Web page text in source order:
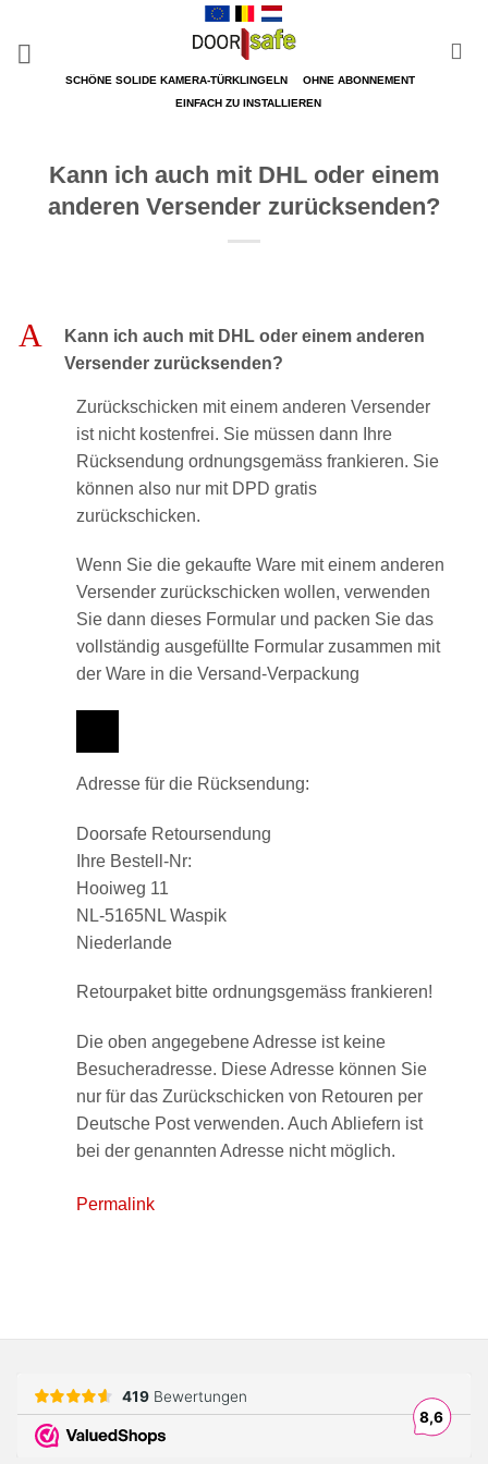
springen
SCHÖNE SOLIDE KAMERA-TÜRKLINGELN
OHNE ABONNEMENT
EINFACH ZU INSTALLIEREN
Kann ich auch mit DHL oder einem
anderen Versender zurücksenden?
A
Kann ich auch mit DHL oder einem anderen
Versender zurücksenden?
Zurückschicken mit einem anderen Versender
ist nicht kostenfrei. Sie müssen dann Ihre
Rücksendung ordnungsgemäss frankieren. Sie
können also nur mit DPD gratis
zurückschicken.
Wenn Sie die gekaufte Ware mit einem anderen
Versender zurückschicken wollen, verwenden
Sie dann dieses Formular und packen Sie das
vollständig ausgefüllte Formular zusammen mit
der Ware in die Versand-Verpackung
Adresse für die Rücksendung:
Doorsafe Retoursendung
Ihre Bestell-Nr:
Hooiweg 11
NL-5165NL Waspik
Niederlande
Retourpaket bitte ordnungsgemäss frankieren!
Die oben angegebene Adresse ist keine
Besucheradresse. Diese Adresse können Sie
nur für das Zurückschicken von Retouren per
Deutsche Post verwenden. Auch Abliefern ist
bei der genannten Adresse nicht möglich.
Permalink